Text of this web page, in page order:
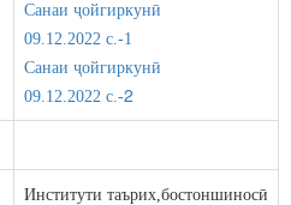
Санаи ҷойгиркунӣ
09.12.2022 c.-1
Санаи ҷойгиркунӣ
09.12.2022 c.-2
Институти таърих,бостоншиносӣ